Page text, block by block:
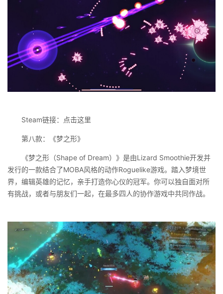
Steam链接：点击这里
第八款：《梦之形》
《梦之形（Shape of Dream）》是由Lizard Smoothie开发并
发行的一款结合了MOBA风格的动作Roguelike游戏。踏入梦境世
界，编辑英雄的记忆，亲手打造你心仪的冠军。你可以独自面对所
有挑战，或者与朋友们一起，在最多四人的协作游戏中共同作战。